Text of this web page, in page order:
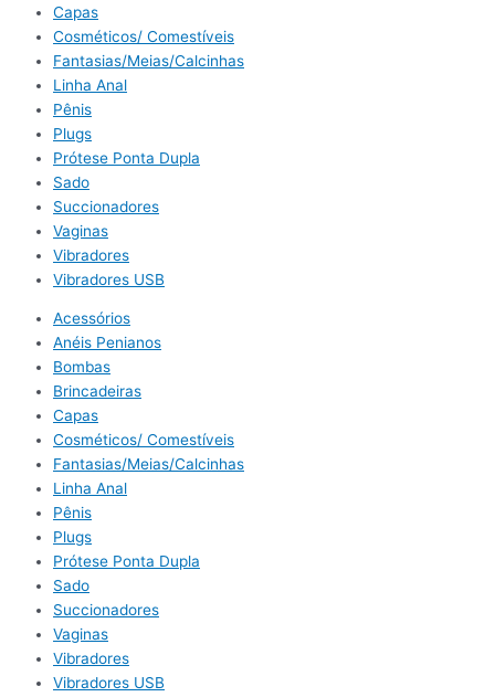
Capas
Cosméticos/ Comestíveis
Fantasias/Meias/Calcinhas
Linha Anal
Pênis
Plugs
Prótese Ponta Dupla
Sado
Succionadores
Vaginas
Vibradores
Vibradores USB
Acessórios
Anéis Penianos
Bombas
Brincadeiras
Capas
Cosméticos/ Comestíveis
Fantasias/Meias/Calcinhas
Linha Anal
Pênis
Plugs
Prótese Ponta Dupla
Sado
Succionadores
Vaginas
Vibradores
Vibradores USB